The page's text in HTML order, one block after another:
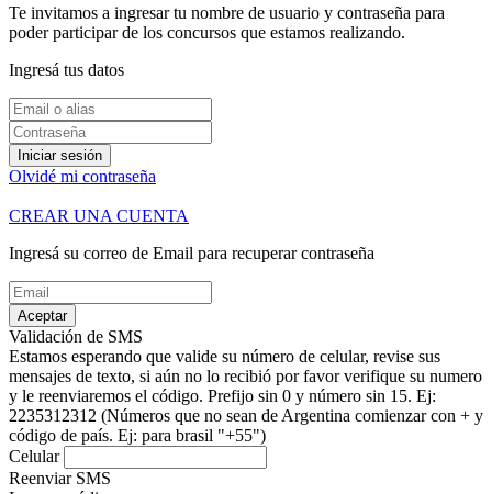
Te invitamos a ingresar tu nombre de usuario y contraseña para
poder participar de los concursos que estamos realizando.
Ingresá tus datos
Iniciar sesión
Olvidé mi contraseña
CREAR UNA CUENTA
Ingresá su correo de Email para recuperar contraseña
Aceptar
Validación de SMS
Estamos esperando que valide su número de celular, revise sus
mensajes de texto, si aún no lo recibió por favor verifique su numero
y le reenviaremos el código. Prefijo sin 0 y número sin 15. Ej:
2235312312 (Números que no sean de Argentina comienzar con + y
código de país. Ej: para brasil "+55")
Celular
Reenviar SMS